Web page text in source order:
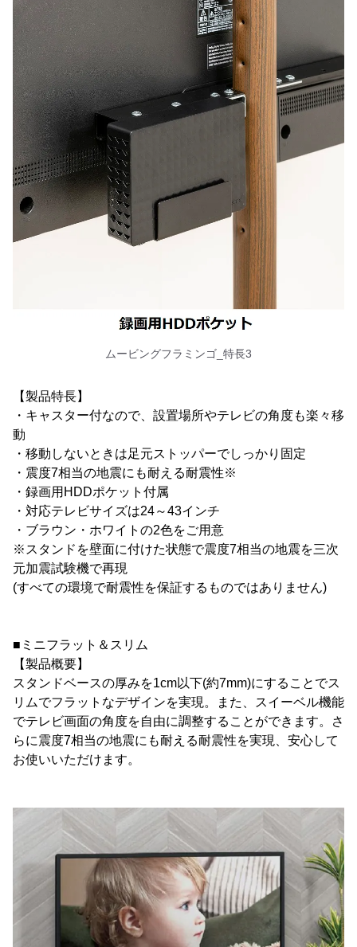
ムービングフラミンゴ_特長3
【製品特長】
・キャスター付なので、設置場所やテレビの角度も楽々移
動
・移動しないときは足元ストッパーでしっかり固定
・震度7相当の地震にも耐える耐震性※
・録画用HDDポケット付属
・対応テレビサイズは24～43インチ
・ブラウン・ホワイトの2色をご用意
※スタンドを壁面に付けた状態で震度7相当の地震を三次
元加震試験機で再現
(すべての環境で耐震性を保証するものではありません)
■ミニフラット＆スリム
【製品概要】
スタンドベースの厚みを1cm以下(約7mm)にすることでス
リムでフラットなデザインを実現。また、スイーベル機能
でテレビ画面の角度を自由に調整することができます。さ
らに震度7相当の地震にも耐える耐震性を実現、安心して
お使いいただけます。